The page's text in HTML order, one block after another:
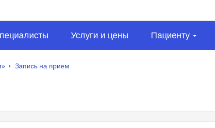
Услуги и цены Пациенту
Запись на прием